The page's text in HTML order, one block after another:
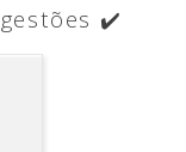
✔️